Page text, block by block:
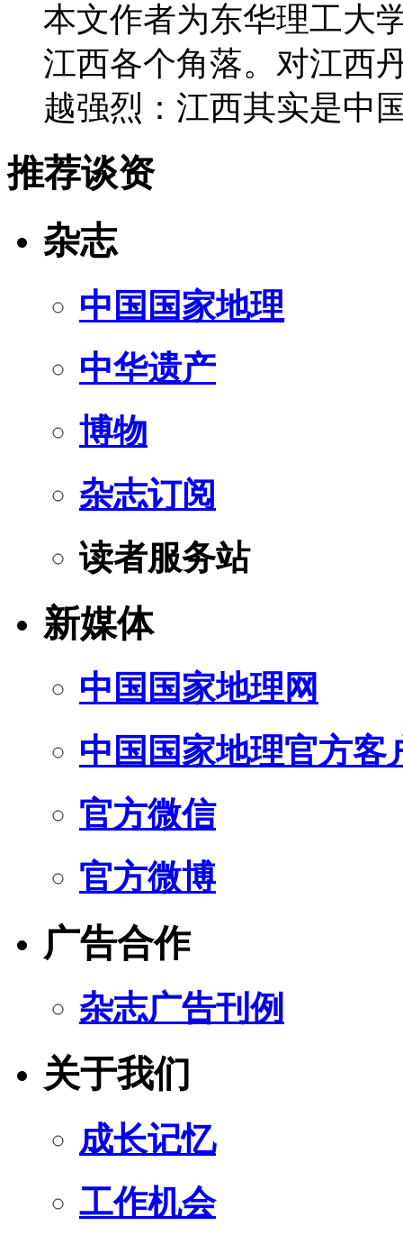
本文作者为东华理工大
江西各个角落。对江西
越强烈：江西其实是
推荐谈资
杂志
中国国家地理
中华遗产
博物
杂志订阅
读者服务站
新媒体
中国国家地理网
中国国家地理官方客
官方微信
官方微博
广告合作
杂志广告刊例
关于我们
成长记忆
工作机会